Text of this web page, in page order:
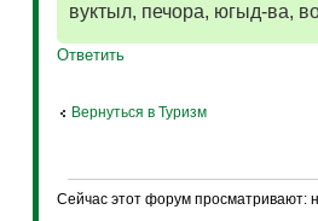
вуктыл, печора, югыд-ва,
Ответить
Вернуться в Туризм
Сейчас этот форум просматривают: